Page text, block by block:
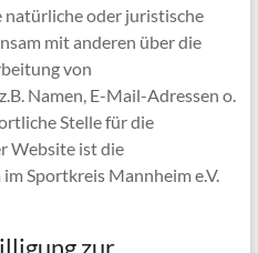
oder juristische
mit anderen über die
von
Namen, E-Mail-Adressen o.
Stelle für die
Website ist die
Sportkreis Mannheim e.V.